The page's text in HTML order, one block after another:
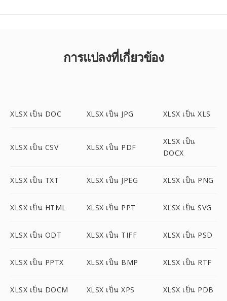
การแปลงที่เกี่ยวข้อง
XLSX เป็น DOC XLSX เป็น JPG XLSX เป็น XLS
XLSX เป็น CSV XLSX เป็น PDF
XLSX เป็น
DOCX
XLSX เป็น TXT XLSX เป็น JPEG XLSX เป็น PNG
XLSX เป็น HTML XLSX เป็น PPT XLSX เป็น SVG
XLSX เป็น ODT XLSX เป็น TIFF XLSX เป็น PSD
XLSX เป็น PPTX XLSX เป็น BMP XLSX เป็น RTF
XLSX เป็น DOCM XLSX เป็น XPS XLSX เป็น PDB